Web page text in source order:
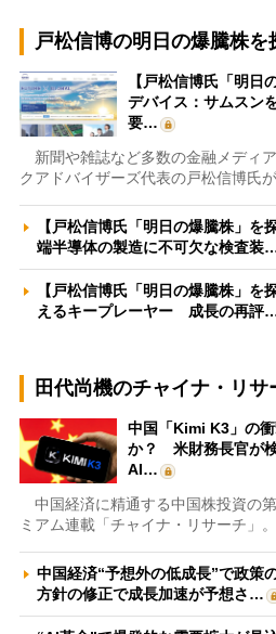
戸松信博の明日の爆騰株を
【戸松信博氏「明日
デバイス：サムスン
要…
新聞や雑誌など多数の金融メディ
クアドバイザーズ代表の戸松信博氏
【戸松信博氏「明日の爆騰株」を
端半導体の製造に不可欠な検査装
【戸松信博氏「明日の爆騰株」
えるキープレーヤー 成長の再評
田代尚機のチャイナ・リサ
中国「Kimi K3」の
か？ 米財務長官が
AI…
中国経済に精通する中国株投資の
ミアム連載「チャイナ・リサーチ」
中国経済“予想外の低成長”で政
方針の修正で成長加速が予想さ…